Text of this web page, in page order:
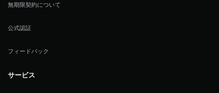
無期限契約について
公式認証
フィードバック
サービス